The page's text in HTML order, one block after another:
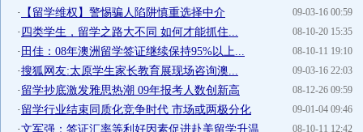
09-03-16 00:59
· 【留学维权】警惕骗人陷阱慎重选择中介
08-10-20 15:35
·四类学生，留学之路大不同 如何才能抓住...
08-10-11 19:10
· 田佳：08年澳洲留学签证继续保持95%以上...
09-03-16 22:03
·搜狐网友:太原学生家长教育展现场咨询澳...
08-12-26 09:59
·留学抄底激发雅思热潮 09年报考人数创新高
09-01-04 09:46
·留学行业结束同质化竞争时代 市场或两极分化
08-10-11 12:42
·文军强：签证汇率等利好因素促进赴美留学升温